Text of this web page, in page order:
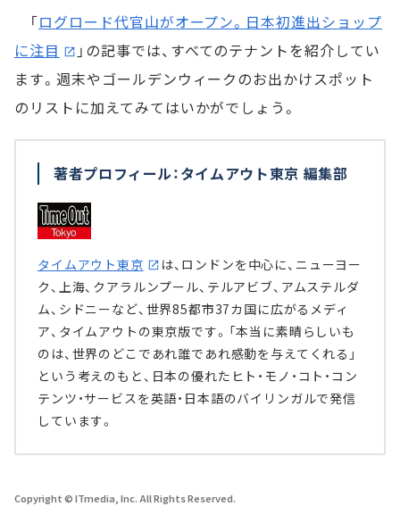
「ログロード代官山がオープン。日本初進出ショップ
に注目
」の記事では、すべてのテナントを紹介してい
ます。週末やゴールデンウィークのお出かけスポット
のリストに加えてみてはいかがでしょう。
著者プロフィール：タイムアウト東京 編集部
タイムアウト東京
は、ロンドンを中心に、ニューヨー
ク、上海、クアラルンプール、テルアビブ、アムステルダ
ム、シドニーなど、世界85都市37カ国に広がるメディ
ア、タイムアウトの東京版です。「本当に素晴らしいも
のは、世界のどこであれ誰であれ感動を与えてくれる」
という考えのもと、日本の優れたヒト・モノ・コト・コン
テンツ・サービスを英語・日本語のバイリンガルで発信
しています。
Copyright © ITmedia, Inc. All Rights Reserved.